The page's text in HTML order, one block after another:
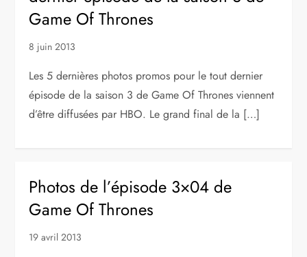
Game Of Thrones
8 juin 2013
Les 5 dernières photos promos pour le tout dernier
épisode de la saison 3 de Game Of Thrones viennent
d’être diffusées par HBO. Le grand final de la […]
Photos de l’épisode 3×04 de
Game Of Thrones
19 avril 2013